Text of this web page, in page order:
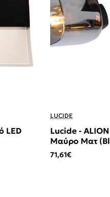
LED
LUCIDE
Lucide -
Μαύρο Ματ
71,61€